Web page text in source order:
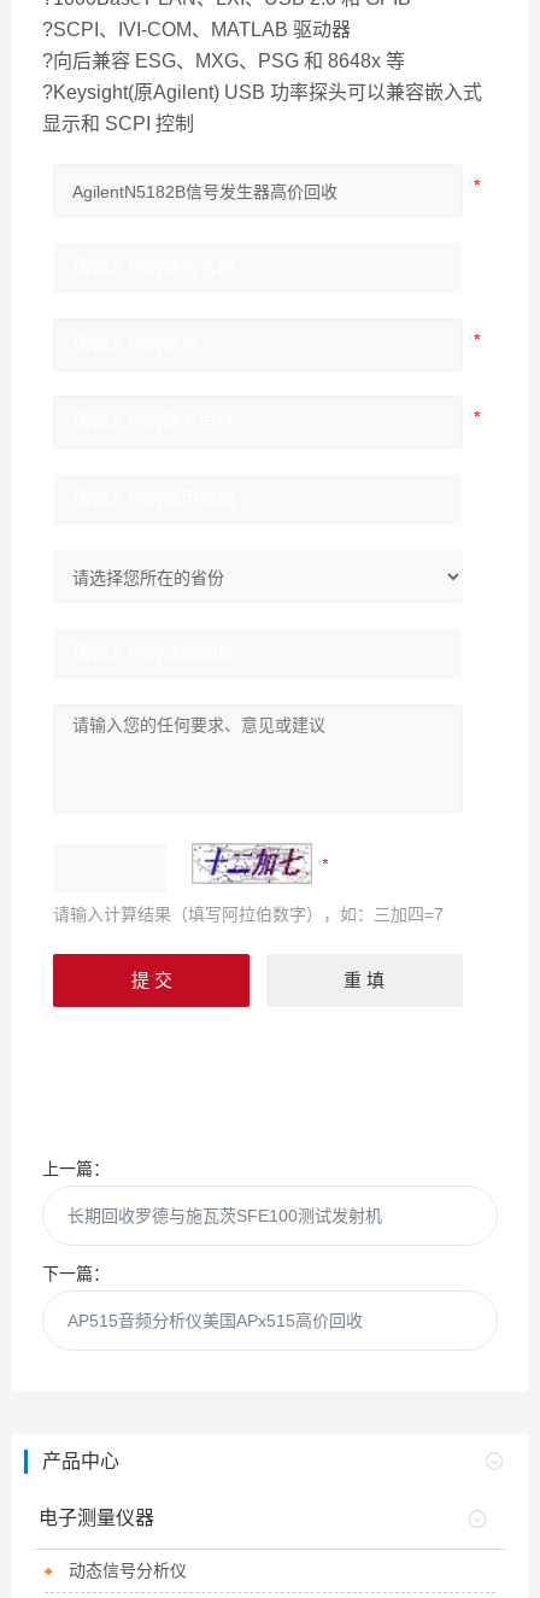
?SCPI、IVI-COM、MATLAB 驱动器
?向后兼容 ESG、MXG、PSG 和 8648x 等
?Keysight(原Agilent) USB 功率探头可以兼容嵌入式
显示和 SCPI 控制
请输入计算结果（填写阿拉伯数字），如：三加四=7
上一篇：
长期回收罗德与施瓦茨SFE100测试发射机
下一篇：
AP515音频分析仪美国APx515高价回收
产品中心
电子测量仪器
动态信号分析仪